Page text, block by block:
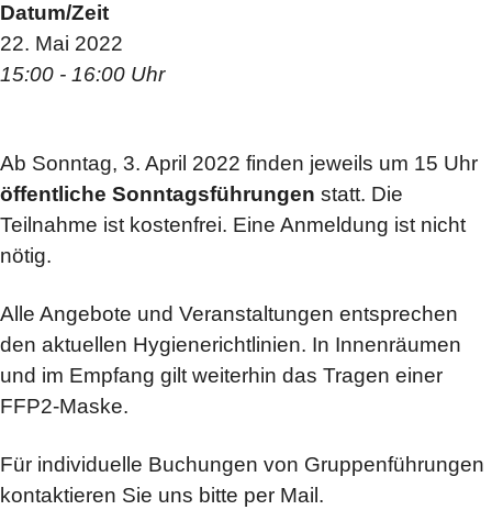
Datum/Zeit
22. Mai 2022
15:00 - 16:00 Uhr
Ab Sonntag, 3. April 2022 finden jeweils um 15 Uhr
öffentliche Sonntagsführungen statt. Die
Teilnahme ist kostenfrei. Eine Anmeldung ist nicht
nötig.
Alle Angebote und Veranstaltungen entsprechen
den aktuellen Hygienerichtlinien. In Innenräumen
und im Empfang gilt weiterhin das Tragen einer
FFP2-Maske.
Für individuelle Buchungen von Gruppenführungen
kontaktieren Sie uns bitte per Mail.